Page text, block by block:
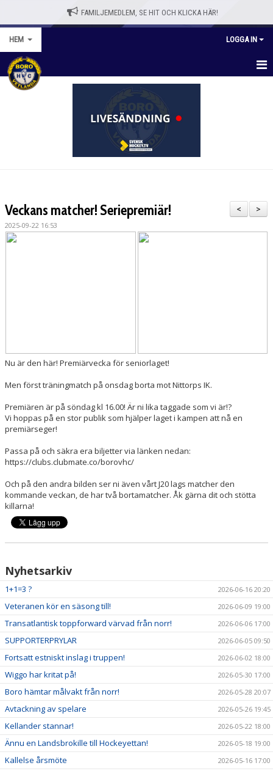
FAMILJEMEDLEM, SE HIT OCH KLICKA HÄR!
HEM LOGGA IN
HEM
KALENDER
SVENSK HOCKEY TV
DOKUMENT
>
<
Veckans matcher! Seriepremiär!
2025-09-22 16:53
Nu är den här! Premiärvecka för seniorlaget!
Men först träningmatch på onsdag borta mot Nittorps IK.
Premiären är på söndag kl 16.00! Är ni lika taggade som vi är!?
Vi hoppas på en stor publik som hjälper laget i kampen att nå en
premiärseger!
Passa på och säkra era biljetter via länken nedan:
https://clubs.clubmate.co/borovhc/
Och på den andra bilden ser ni även vårt J20 lags matcher den
kommande veckan, de har två bortamatcher. Åk gärna dit och stötta
killarna!
Nyhetsarkiv
1+1=3 ? 2026-06-16 20:20
Veteranen kör en säsong till! 2026-06-09 19:00
Transatlantisk toppforward värvad från norr! 2026-06-06 17:00
SUPPORTERPRYLAR 2026-06-05 09:50
Fortsatt estniskt inslag i truppen! 2026-06-02 18:00
Wiggo har kritat på! 2026-05-30 17:00
Boro hämtar målvakt från norr! 2026-05-28 20:07
Avtackning av spelare 2026-05-26 19:45
Kellander stannar! 2026-05-22 18:00
Ännu en Landsbrokille till Hockeyettan! 2026-05-18 19:00
Kallelse årsmöte 2026-05-16 17:00